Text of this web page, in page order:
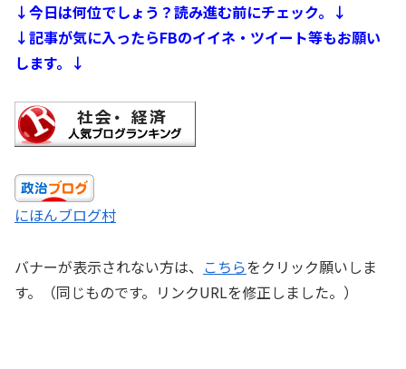
↓今日は何位でしょう？読み進む前にチェック。↓
↓記事が気に入ったらFBのイイネ・ツイート等もお願い
します。↓
にほんブログ村
バナーが表示されない方は、 こちらをクリック願いしま
す。（同じものです。リンクURLを修正しました。）